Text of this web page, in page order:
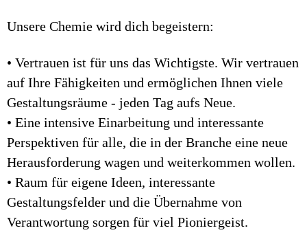
Unsere Chemie wird dich begeistern:
• Vertrauen ist für uns das Wichtigste. Wir vertrauen
auf Ihre Fähigkeiten und ermöglichen Ihnen viele
Gestaltungsräume - jeden Tag aufs Neue.
• Eine intensive Einarbeitung und interessante
Perspektiven für alle, die in der Branche eine neue
Herausforderung wagen und weiterkommen wollen.
• Raum für eigene Ideen, interessante
Gestaltungsfelder und die Übernahme von
Verantwortung sorgen für viel Pioniergeist.